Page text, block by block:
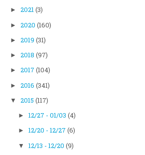
► 2021(3)
► 2020 (160)
► 2019 (31)
► 2018 (97)
► 2017 (104)
► 2016 (341)
▼ 2015 (117)
► 12/27 - 01/03 (4)
► 12/20 - 12/27 (6)
▼ 12/13 - 12/20 (9)